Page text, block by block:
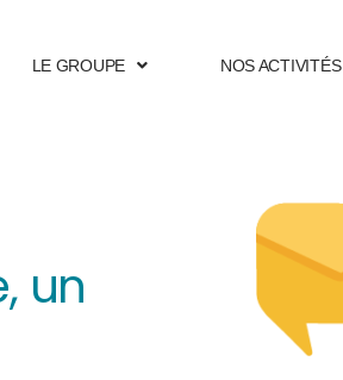
LE GROUPE NOS ACTIVITÉS
un